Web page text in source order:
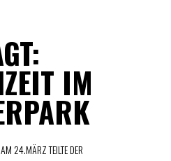
IM
24.MÄRZ TEILTE DER